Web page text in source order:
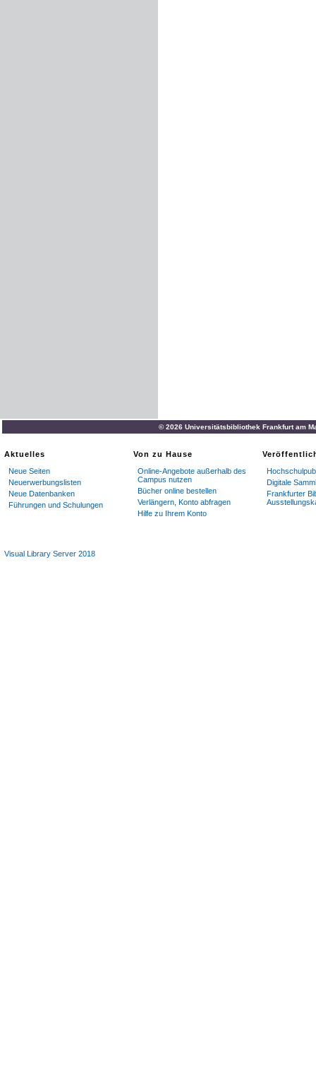
© 2026 Universitätsbibliothek Frankfurt am
Aktuelles
Neue Seiten
Neuerwerbungslisten
Neue Datenbanken
Führungen und Schulungen
Von zu Hause
Online-Angebote außerhalb des
Campus nutzen
Bücher online bestellen
Verlängern, Konto abfragen
Hilfe zu Ihrem Konto
Digitale
Frankfurter
Visual Library Server 2018